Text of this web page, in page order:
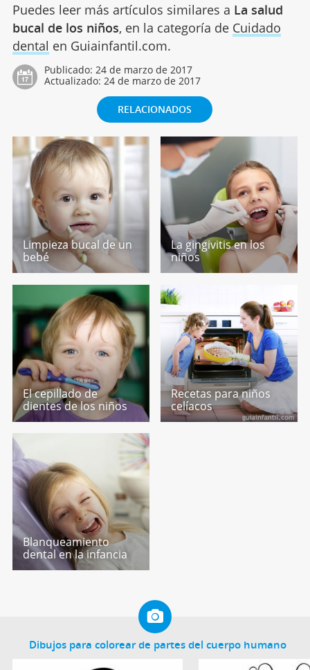
Puedes leer más artículos similares a La salud
bucal de los niños, en la categoría de Cuidado
dental en Guiainfantil.com.
Publicado: 24 de marzo de 2017
Actualizado: 24 de marzo de 2017
RELACIONADOS
Limpieza bucal de un
bebé
La gingivitis en los
niños
El cepillado de
dientes de los niños
Recetas para niños
celíacos
Blanqueamiento
dental en la infancia
Dibujos para colorear de partes del cuerpo humano